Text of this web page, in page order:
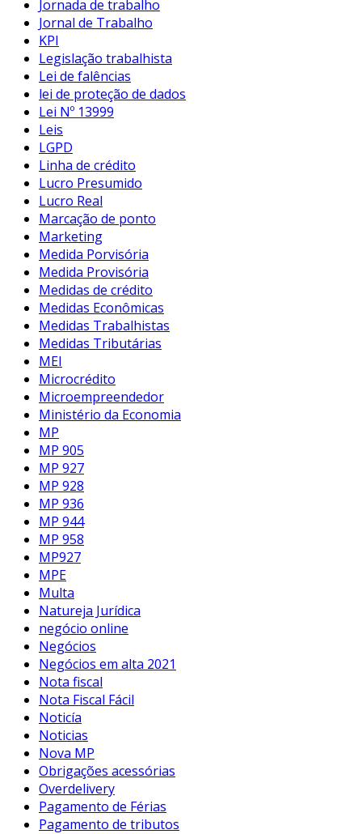
Jornada de trabalho
Jornal de Trabalho
KPI
Legislação trabalhista
Lei de falências
lei de proteção de dados
Lei Nº 13999
Leis
LGPD
Linha de crédito
Lucro Presumido
Lucro Real
Marcação de ponto
Marketing
Medida Porvisória
Medida Provisória
Medidas de crédito
Medidas Econômicas
Medidas Trabalhistas
Medidas Tributárias
MEI
Microcrédito
Microempreendedor
Ministério da Economia
MP
MP 905
MP 927
MP 928
MP 936
MP 944
MP 958
MP927
MPE
Multa
Natureja Jurídica
negócio online
Negócios
Negócios em alta 2021
Nota fiscal
Nota Fiscal Fácil
Noticía
Noticias
Nova MP
Obrigações acessórias
Overdelivery
Pagamento de Férias
Pagamento de tributos